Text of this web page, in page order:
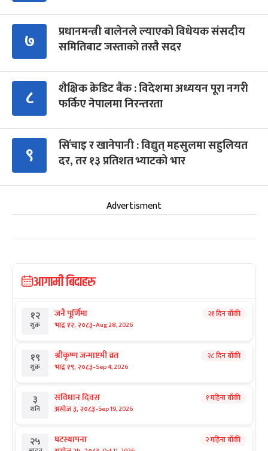
७
प्रधानमन्त्री बालेनले ल्याएको विधेयक संसदीय
समितिबाट जस्ताको तस्तै सदर
८
शैक्षिक क्रेडिट बैंक : विदेशमा अध्ययन पूरा नगरी
फर्किए नेपालमा निरन्तरता
९
सिँचाइ र खानेपानी : विद्युत् महसुलमा सहुलियत
दर, तर १३ प्रतिशत भ्याटको भार
Advertisment
आगामी बिदाहरु
१२
शुक्र
जनै पूर्णिमा
भाद्र १२, २०८३-Aug 28, 2026
२१ दिन बाँकी
१९
शुक्र
श्रीकृष्ण जन्माष्टमी व्रत
भाद्र १९, २०८३-Sep 4, 2026
२८ दिन बाँकी
३
शनि
संविधान दिवस
असोज ३, २०८३-Sep 19, 2026
१ महिना बाँकी
२५ घटस्थापना २ महिना बाँकी